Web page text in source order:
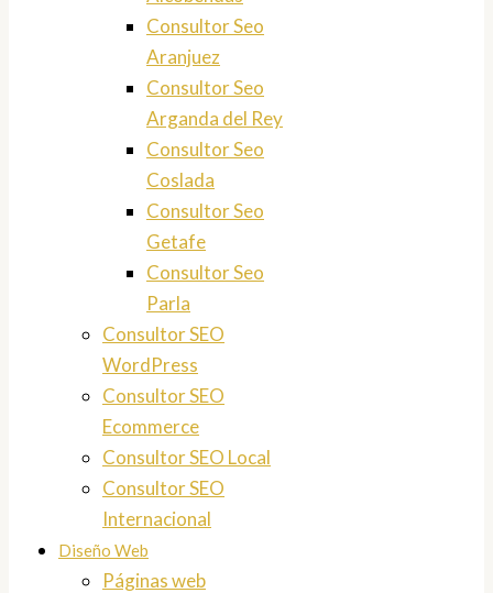
Consultor Seo
Aranjuez
Consultor Seo
Arganda del Rey
Consultor Seo
Coslada
Consultor Seo
Getafe
Consultor Seo
Parla
Consultor SEO
WordPress
Consultor SEO
Ecommerce
Consultor SEO Local
Consultor SEO
Internacional
Diseño Web
Páginas web